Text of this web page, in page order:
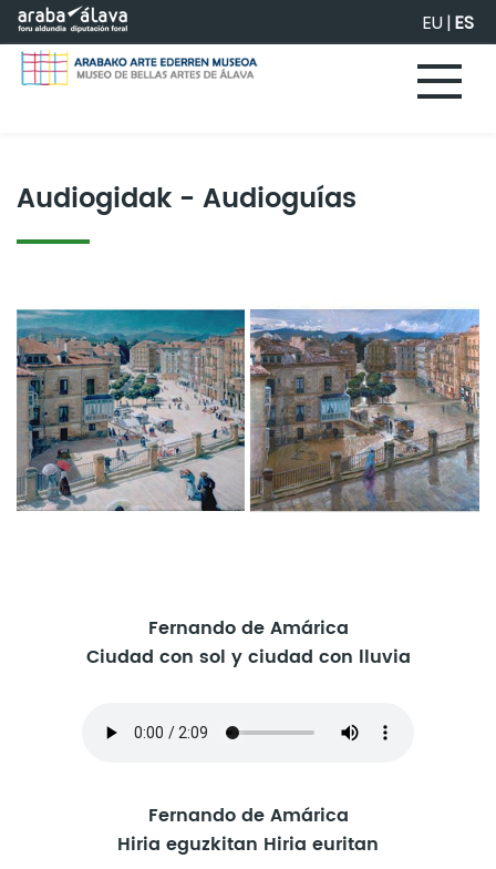
Saltar al contenido principal EU|ES
Audiogidak - Audioguías
Fernando de Amárica
Ciudad con sol y ciudad con lluvia
Fernando de Amárica
Hiria eguzkitan Hiria euritan